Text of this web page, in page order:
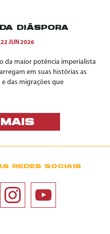
DIÁSPORA
22 JUN 2026
da maior potência imperialista
em suas histórias as
das migrações que
REDES SOCIAIS